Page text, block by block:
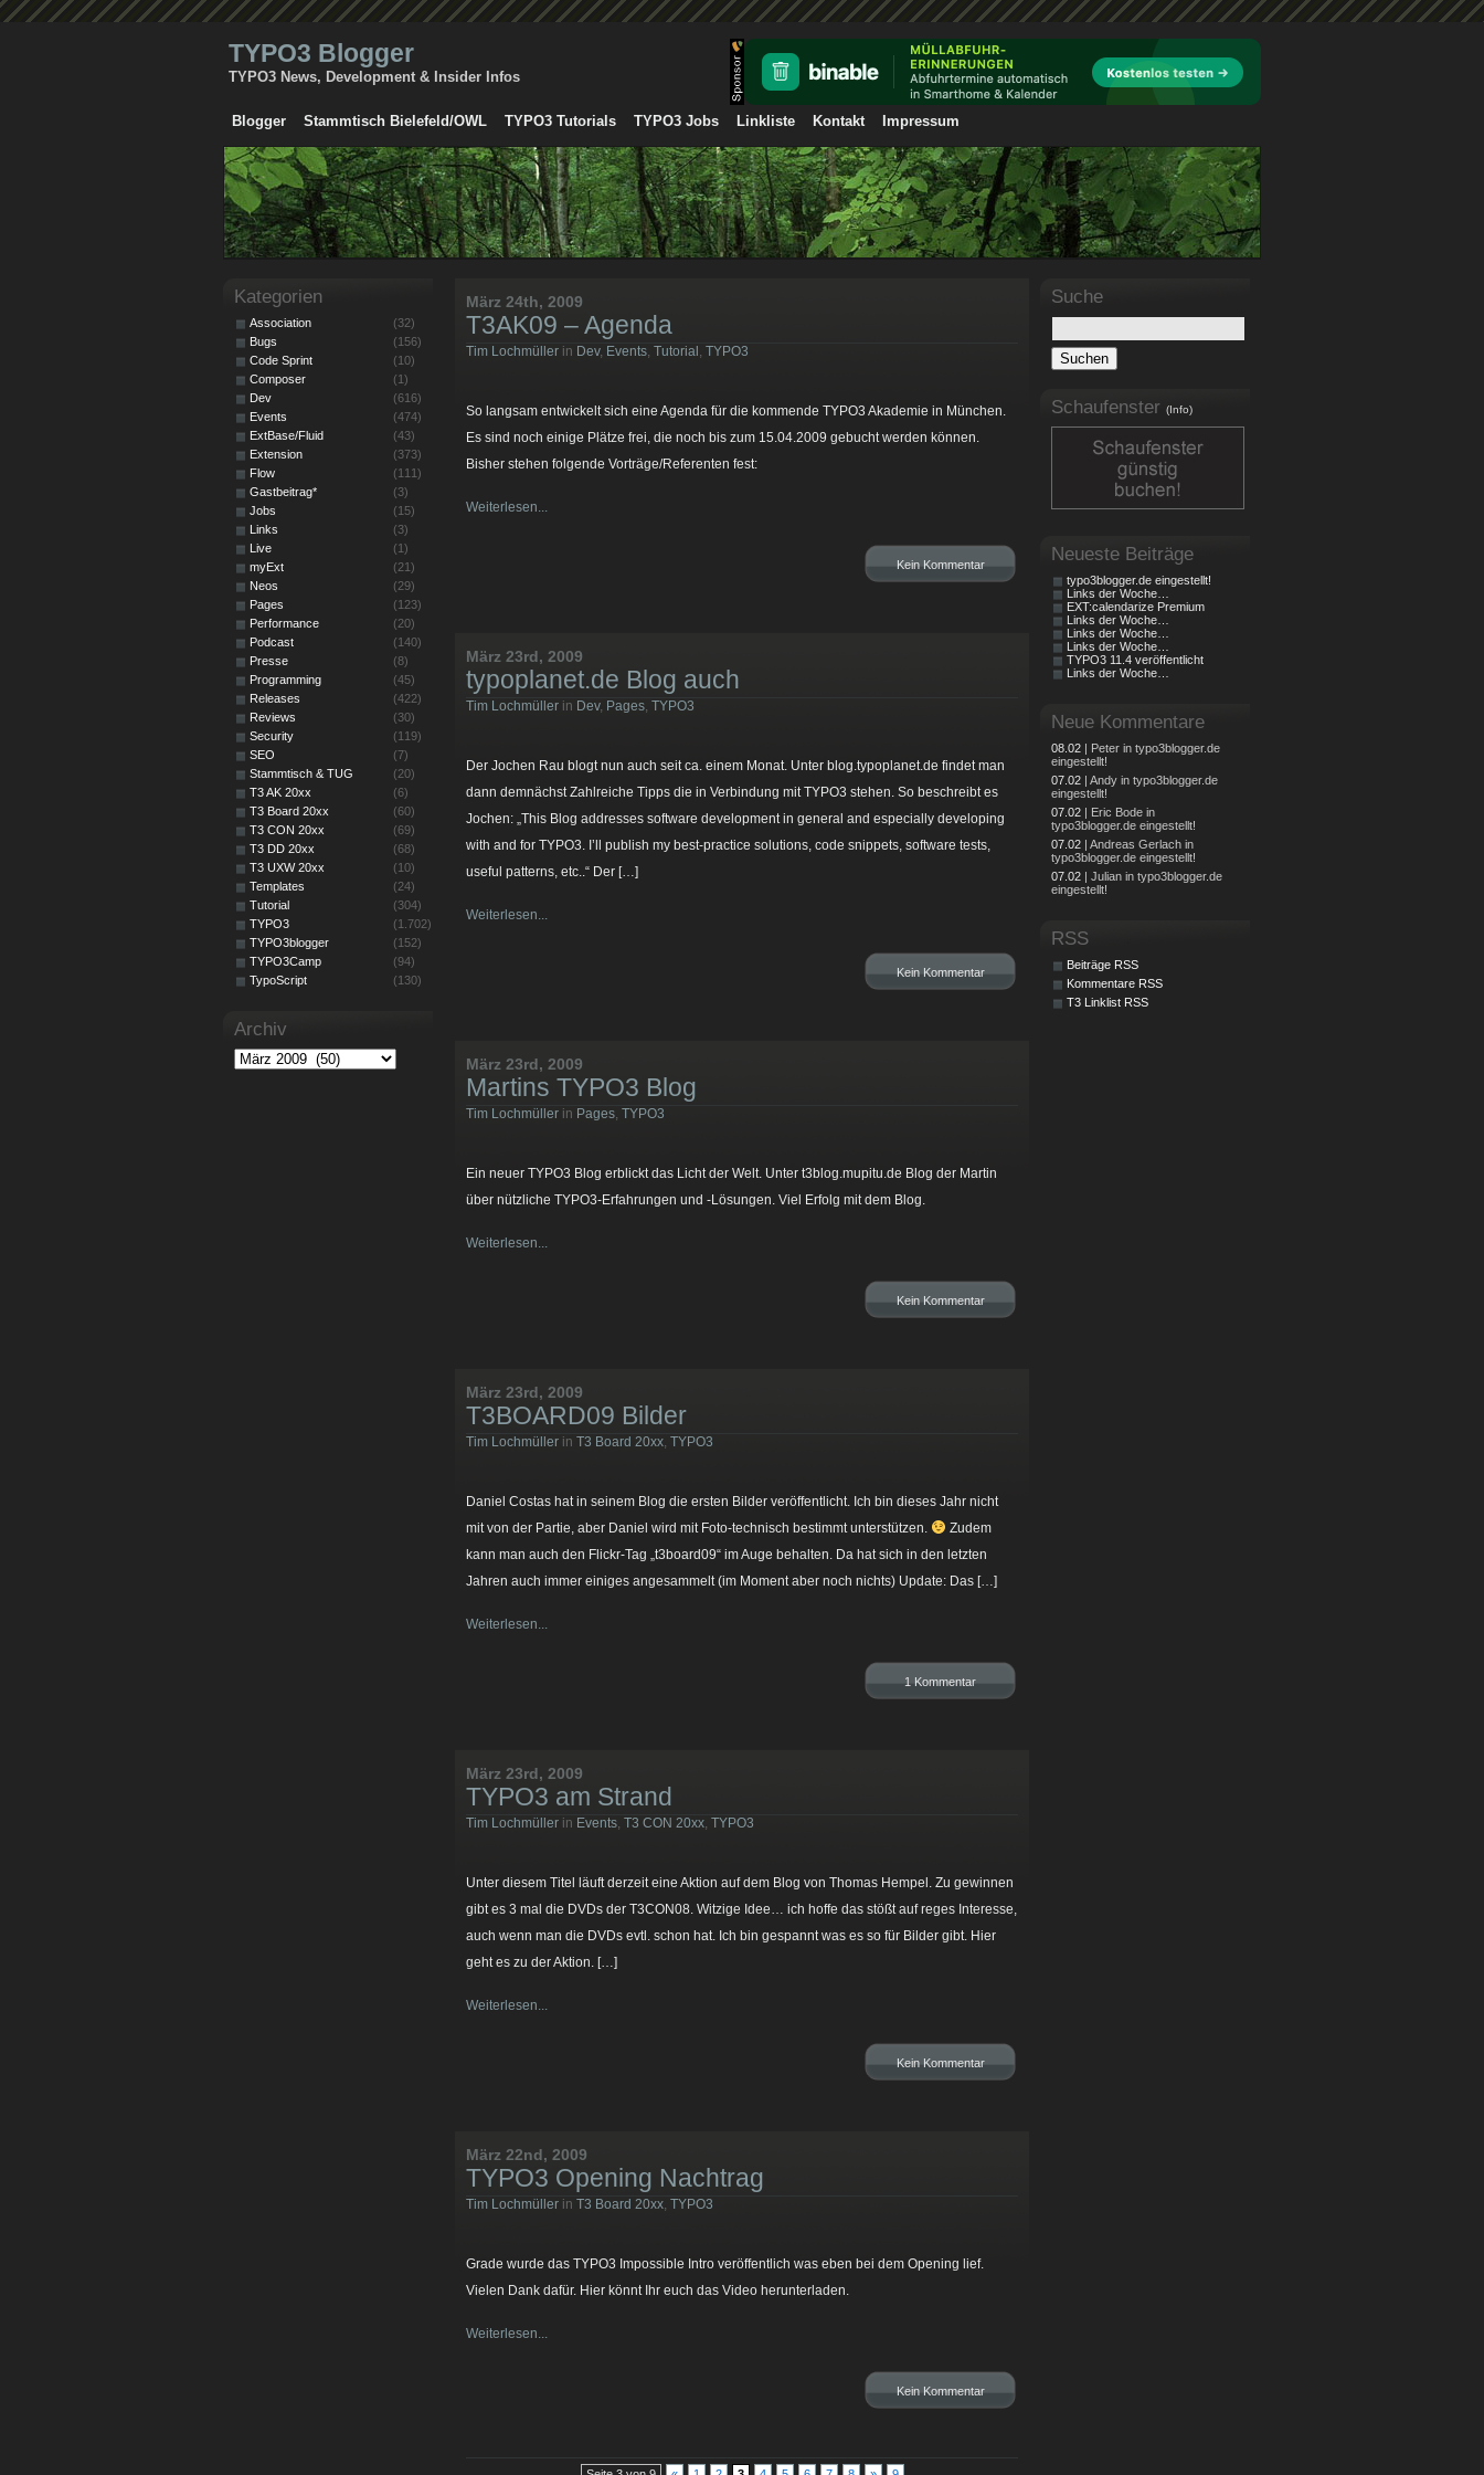
TYPO3 Blogger
TYPO3 News, Development & Insider Infos
Blogger Stammtisch Bielefeld/OWL TYPO3 Tutorials TYPO3 Jobs Linkliste Kontakt Impressum
März 24th, 2009
T3AK09 – Agenda
Tim Lochmüller in Dev, Events, Tutorial , TYPO3
So langsam entwickelt sich eine Agenda für die kommende TYPO3 Akademie in München.
Es sind noch einige Plätze frei, die noch bis zum 15.04.2009 gebucht werden können.
Bisher stehen folgende Vorträge/Referenten fest:
Weiterlesen...
Kein Kommentar
März 23rd, 2009
typoplanet.de Blog auch
Tim Lochmüller in Dev, Pages, TYPO3
Der Jochen Rau blogt nun auch seit ca. einem Monat. Unter blog.typoplanet.de findet man
dann demnächst Zahlreiche Tipps die in Verbindung mit TYPO3 stehen. So beschreibt es
Jochen: „This Blog addresses software development in general and especially developing
with and for TYPO3. I’ll publish my best-practice solutions, code snippets, software tests,
useful patterns, etc..“ Der […]
Weiterlesen...
Kein Kommentar
März 23rd, 2009
Martins TYPO3 Blog
Tim Lochmüller in Pages, TYPO3
Ein neuer TYPO3 Blog erblickt das Licht der Welt. Unter t3blog.mupitu.de Blog der Martin
über nützliche TYPO3-Erfahrungen und -Lösungen. Viel Erfolg mit dem Blog.
Weiterlesen...
Kein Kommentar
März 23rd, 2009
T3BOARD09 Bilder
Tim Lochmüller in T3 Board 20xx, TYPO3
Daniel Costas hat in seinem Blog die ersten Bilder veröffentlicht. Ich bin dieses Jahr nicht
mit von der Partie, aber Daniel wird mit Foto-technisch bestimmt unterstützen.
Zudem
kann man auch den Flickr-Tag „t3board09“ im Auge behalten. Da hat sich in den letzten
Jahren auch immer einiges angesammelt (im Moment aber noch nichts) Update: Das […]
Weiterlesen...
1 Kommentar
März 23rd, 2009
TYPO3 am Strand
Tim Lochmüller in Events, T3 CON 20xx, TYPO3
Unter diesem Titel läuft derzeit eine Aktion auf dem Blog von Thomas Hempel. Zu gewinnen
gibt es 3 mal die DVDs der T3CON08. Witzige Idee… ich hoffe das stößt auf reges Interesse,
auch wenn man die DVDs evtl. schon hat. Ich bin gespannt was es so für Bilder gibt. Hier
geht es zu der Aktion. […]
Weiterlesen...
Kein Kommentar
März 22nd, 2009
TYPO3 Opening Nachtrag
Tim Lochmüller in T3 Board 20xx, TYPO3
Grade wurde das TYPO3 Impossible Intro veröffentlich was eben bei dem Opening lief.
Vielen Dank dafür. Hier könnt Ihr euch das Video herunterladen.
Weiterlesen...
Kein Kommentar
Suche
Schaufenster (Info)
Neueste Beiträge
typo3blogger.de eingestellt!
Links der Woche…
EXT:calendarize Premium
Links der Woche…
Links der Woche…
Links der Woche…
TYPO3 11.4 veröffentlicht
Links der Woche…
Neue Kommentare
08.02 | Peter in typo3blogger.de
eingestellt!
07.02 | Andy in typo3blogger.de
eingestellt!
07.02 | Eric Bode in
typo3blogger.de eingestellt!
07.02 | Andreas Gerlach in
typo3blogger.de eingestellt!
07.02 | Julian in typo3blogger.de
eingestellt!
RSS
Beiträge RSS
Kommentare RSS
T3 Linklist RSS
Kategorien
Association
(32)
Bugs
(156)
Code Sprint
(10)
Composer
(1)
Dev
(616)
Events
(474)
ExtBase/Fluid
(43)
Extension
(373)
Flow
(111)
Gastbeitrag*
(3)
Jobs
(15)
Links
(3)
Live
(1)
myExt
(21)
Neos
(29)
Pages
(123)
Performance
(20)
Podcast
(140)
Presse
(8)
Programming
(45)
Releases
(422)
Reviews
(30)
Security
(119)
SEO
(7)
Stammtisch & TUG
(20)
T3 AK 20xx
(6)
T3 Board 20xx
(60)
T3 CON 20xx
(69)
T3 DD 20xx
(68)
T3 UXW 20xx
(10)
Templates
(24)
Tutorial
(304)
TYPO3
(1.702)
TYPO3blogger
(152)
TYPO3Camp
(94)
TypoScript
(130)
Archiv